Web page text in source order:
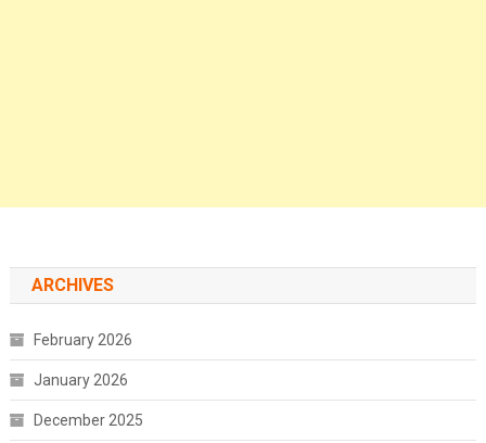
ARCHIVES
February 2026
January 2026
December 2025